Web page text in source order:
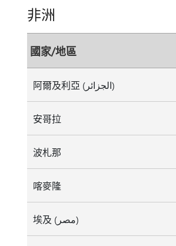
非洲
國家/地區
阿爾及利亞 (الجزائر)
安哥拉
波札那
喀麥隆
埃及 (مصر)